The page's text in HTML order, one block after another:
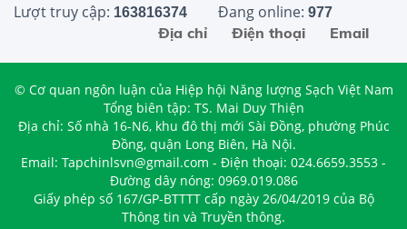
Lượt truy cập: 163816374 Đang online: 977
Email
Điện thoại
Địa chỉ
© Cơ quan ngôn luận của Hiệp hội Năng lượng Sạch Việt Nam
Tổng biên tập: TS. Mai Duy Thiện
Địa chỉ: Số nhà 16-N6, khu đô thị mới Sài Đồng, phường Phúc
Đồng, quận Long Biên, Hà Nội.
Email: Tapchinlsvn@gmail.com - Điện thoại: 024.6659.3553 -
Đường dây nóng: 0969.019.086
Giấy phép số 167/GP-BTTTT cấp ngày 26/04/2019 của Bộ
Thông tin và Truyền thông.